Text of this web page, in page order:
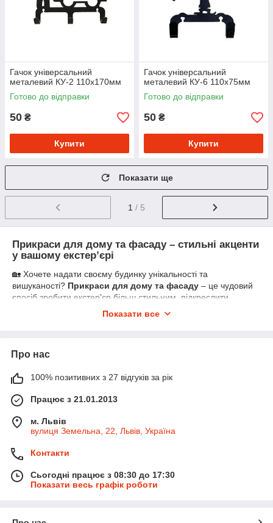
Гачок універсальний
металевий КУ-2 110х170мм
Готово до відправки
50 ₴
Купити
Гачок універсальний
металевий КУ-6 110х75мм
Готово до відправки
50 ₴
Купити
Показати ще
1 / 5
Прикраси для дому та фасаду – стильні акценти
у вашому екстер’єрі
🏡 Хочете надати своєму будинку унікальності та
вишуканості? Прикраси для дому та фасаду – це чудовий
спосіб зробити екстер’єр більш стильним, підкреслити
індивідуальність і створити затишну атмосферу. Виготовлені з
📌Переваги декоративних елементів для
фасаду та будинку:
антикорозійним покриттям
доповнюють дизайн
Різноманітність стилів – класичні, сучасні, вінтажні або
ексклюзивні рішення
✔Простий монтаж
зони, вікна чи дах
Де використовують фасадні прикраси?
Показати все
Про нас
100% позитивних з 27 відгуків за рік
Працює з 21.01.2013
м. Львів
вулиця Земельна, 22, Львів, Україна
Контакти
Сьогодні працює з 08:30 до 17:30
Показати весь графік роботи